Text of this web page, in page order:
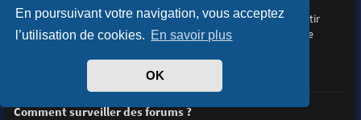
En poursuivant votre navigation, vous acceptez
l’utilisation de cookies. En savoir plus
OK
Répondre à un sujet en cochant la case du formulaire « M’avertir
lorsqu’une réponse est postée » vous permettra également de
Comment surveiller des forums ?